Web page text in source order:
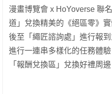
漫畫博覽會 x HoYoverse 聯
道」兌換精美的《絕區零》
後至「繩匠諮詢處」進行報
進行一連串多樣化的任務體
「報酬兌換區」兌換好禮周邊